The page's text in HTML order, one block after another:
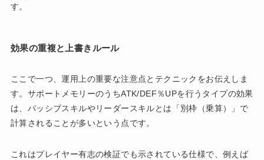
す。
効果の重複と上書きルール
ここで一つ、運用上の重要な注意点とテクニックをお伝えしま
す。サポートメモリーのうちATK/DEF％UPを行うタイプの効果
は、パッシブスキルやリーダースキルとは「別枠（乗算）」で
計算されることが多いという点です。
これはプレイヤー有志の検証でも示されている仕様で、例えば